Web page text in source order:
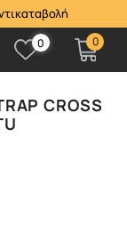
0 0
CROSS